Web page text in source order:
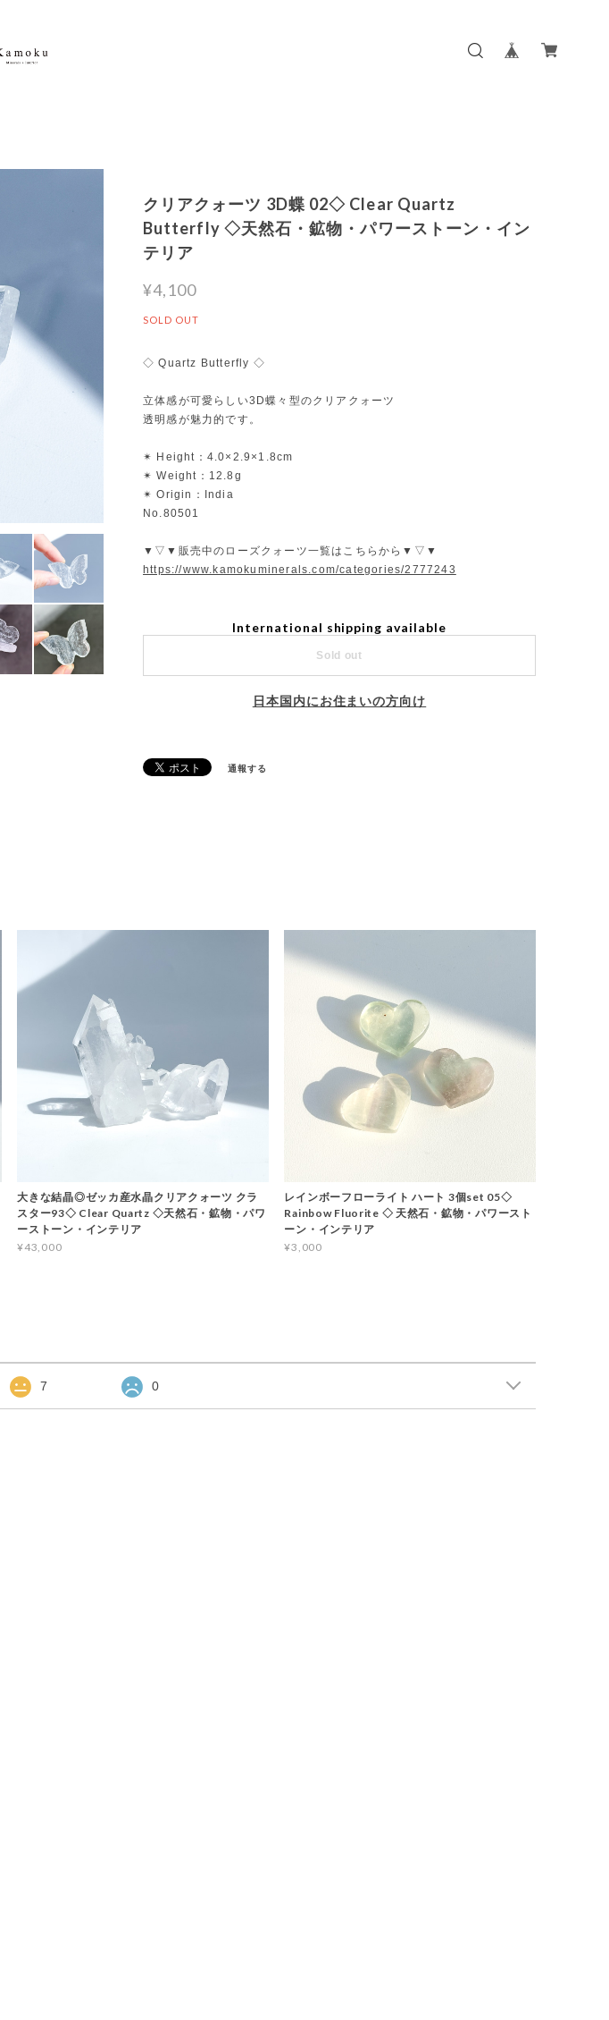
クリアクォーツ 3D蝶 02◇ Clear Quartz
Butterfly ◇天然石・鉱物・パワーストーン・イン
テリア
¥4,100
SOLD OUT
◇ Quartz Butterfly ◇
立体感が可愛らしい3D蝶々型のクリアクォーツ
透明感が魅力的です。
✴︎ Height：4.0×2.9×1.8cm
✴︎ Weight：12.8g
✴︎ Origin：India
No.80501
▼▽▼販売中のローズクォーツ一覧はこちらから▼▽▼
https://www.kamokuminerals.com/categories/2777243
International shipping available
Sold out
日本国内にお住まいの方向け
通報する
大きな結晶◎ゼッカ産水晶クリアクォーツ クラ
スター93◇ Clear Quartz ◇天然石・鉱物・パワ
ーストーン・インテリア
¥43,000
レインボーフローライト ハート 3個set 05◇
Rainbow Fluorite ◇ 天然石・鉱物・パワースト
ーン・インテリア
¥3,000
7 0